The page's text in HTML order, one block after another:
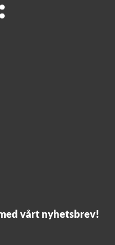
vårt nyhetsbrev!